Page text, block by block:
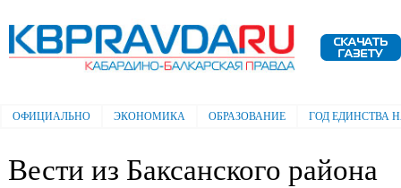
Электронная газета "Кабардино-
Балкарская правда"
Главное меню
ОФИЦИАЛЬНО ЭКОНОМИКА ОБРАЗОВАНИЕ ГОД ЕДИНСТВА
Вести из Баксанского района